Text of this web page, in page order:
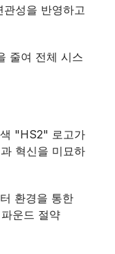
줄여 전체 시스
환경을 통한
운드 절약